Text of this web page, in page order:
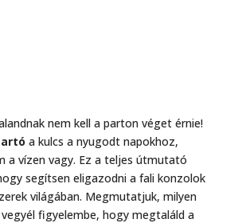
nem kell a parton véget érnie!
a kulcs a nyugodt napokhoz,
a vízen vagy. Ez a teljes útmutató
segítsen eligazodni a fali konzolok
világában. Megmutatjuk, milyen
figyelembe, hogy megtaláld a